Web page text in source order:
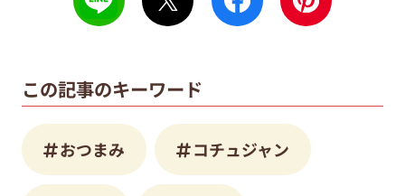
この記事のキーワード
おつまみ コチュジャン